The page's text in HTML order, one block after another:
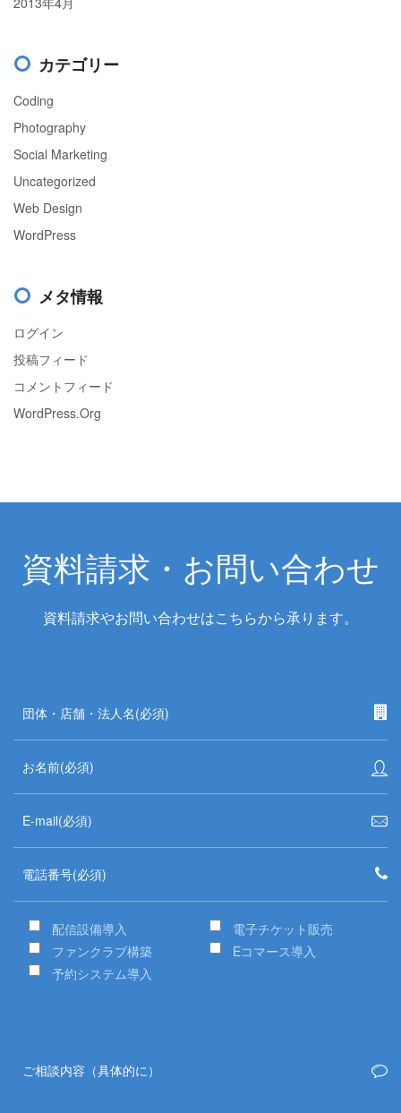
カテゴリー
Coding
Photography
Social Marketing
Uncategorized
Web Design
WordPress
メタ情報
ログイン
投稿フィード
コメントフィード
WordPress.org
資料請求・お問い合わせ
資料請求やお問い合わせはこちらから承ります。
配信設備導入
電子チケット販売
ファンクラブ構築
Eコマース導入
予約システム導入